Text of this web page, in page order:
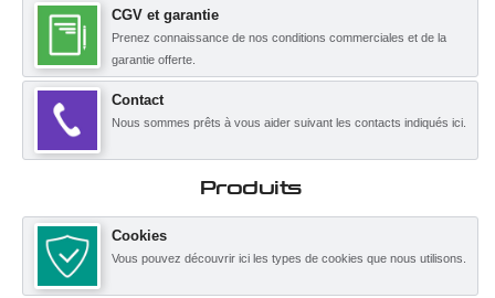
CGV et garantie
Prenez connaissance de nos conditions commerciales et de la
garantie offerte.
Contact
Nous sommes prêts à vous aider suivant les contacts indiqués ici.
Produits
Cookies
Vous pouvez découvrir ici les types de cookies que nous utilisons.